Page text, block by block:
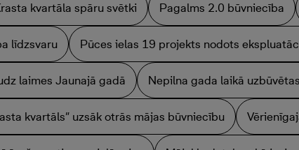
kvartāla spāru svētki Pagalms 2.0 būvniecība
līdzsvaru Pūces ielas 19 projekts nodots
laimes Jaunajā gadā Nepilna gada laikā
kvartāls” uzsāk otrās mājas būvniecību